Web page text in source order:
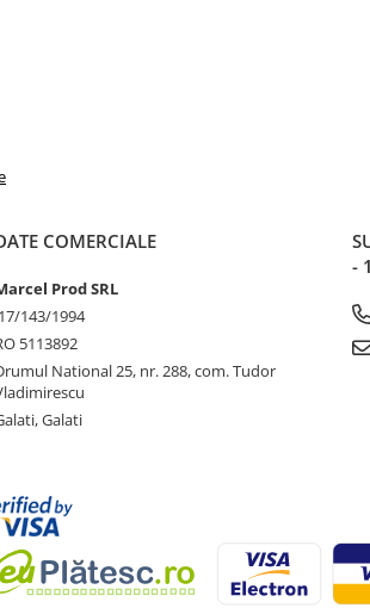
COMERCIALE
Prod SRL
143/1994
5113892
National 25, nr. 288, com. Tudor
Galati
-